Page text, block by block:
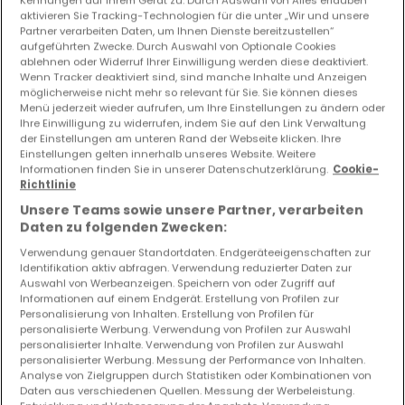
Vorschau auf neue Inserate und
Preissenkungen!
Richten Sie einen Alarm für diese Suche ein, um neue
Objekte und Preissenkungen direkt in Ihrem
Posteingang zu erhalten!
Suchauftrag
Häuser 6 Schlafzimmer Saarlouis
Häuser 6 Schlafzimmer Merzig
Häuser 6 Schlafzimmer Bous
Häuser 6 Schlafzimmer Bouzonville
Häuser 6 Schlafzimmer Lebach
Häuser - Suche mit einer Zimmerangabe
aktivieren Sie Tracking-Technologien für die unter „Wir und unsere
Partner verarbeiten Daten, um Ihnen Dienste bereitzustellen“
aufgeführten Zwecke. Durch Auswahl von Optionale Cookies
ablehnen oder Widerruf Ihrer Einwilligung werden diese deaktiviert.
Wenn Tracker deaktiviert sind, sind manche Inhalte und Anzeigen
möglicherweise nicht mehr so relevant für Sie. Sie können dieses
Menü jederzeit wieder aufrufen, um Ihre Einstellungen zu ändern oder
Ihre Einwilligung zu widerrufen, indem Sie auf den Link Verwaltung
der Einstellungen am unteren Rand der Webseite klicken. Ihre
Einstellungen gelten innerhalb unseres Website. Weitere
Informationen finden Sie in unserer Datenschutzerklärung. Cookie-
Richtlinie
Unsere Teams sowie unsere Partner, verarbeiten
Daten zu folgenden Zwecken:
Verwendung genauer Standortdaten. Endgeräteeigenschaften zur
Identifikation aktiv abfragen. Verwendung reduzierter Daten zur
Auswahl von Werbeanzeigen. Speichern von oder Zugriff auf
Informationen auf einem Endgerät. Erstellung von Profilen zur
Personalisierung von Inhalten. Erstellung von Profilen für
personalisierte Werbung. Verwendung von Profilen zur Auswahl
personalisierter Inhalte. Verwendung von Profilen zur Auswahl
personalisierter Werbung. Messung der Performance von Inhalten.
Analyse von Zielgruppen durch Statistiken oder Kombinationen von
Daten aus verschiedenen Quellen. Messung der Werbeleistung.